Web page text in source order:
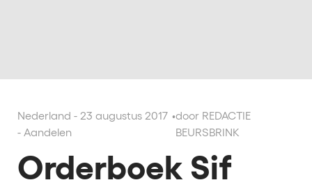
Nederland - 23 augustus 2017
- Aandelen
•door REDACTIE
BEURSBRINK
Orderboek Sif